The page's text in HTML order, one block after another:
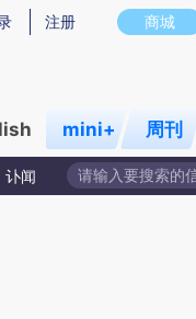
意图存在偏差。不代表财新
商城
注册
mini+ 周刊
讣闻